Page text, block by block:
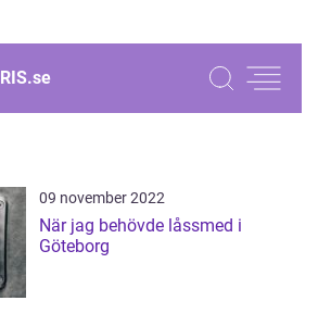
se
09 november 2022
När jag behövde låssmed i
Göteborg